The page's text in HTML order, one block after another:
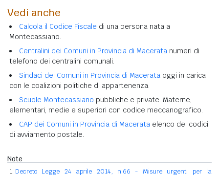
Vedi anche
Calcola il Codice Fiscale di una persona nata a
Montecassiano.
Centralini dei Comuni in Provincia di Macerata numeri di
telefono dei centralini comunali.
Sindaci dei Comuni in Provincia di Macerata oggi in carica
con le coalizioni politiche di appartenenza.
Scuole Montecassiano pubbliche e private. Materne,
elementari, medie e superiori con codice meccanografico.
CAP dei Comuni in Provincia di Macerata elenco dei codici
di avviamento postale.
Note
Decreto Legge 24 aprile 2014, n.66 - Misure urgenti per la